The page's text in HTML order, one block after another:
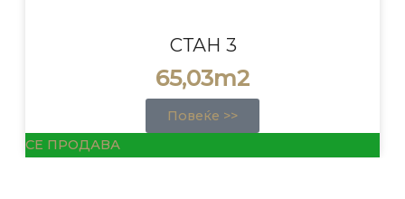
СТАН 3
65,03m2
Повеќе >>
СЕ ПРОДАВА